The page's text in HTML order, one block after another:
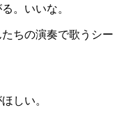
。いいな。
ちの演奏で歌うシー
しい。